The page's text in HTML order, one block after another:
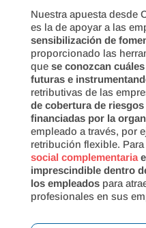
Nuestra apuesta desde
es la de apoyar a las
sensibilización de
proporcionado las
que se conozcan
futuras e
retributivas de las
de cobertura de
financiadas por la
empleado a través, por
retribución flexible.
social complementaria
imprescindible dentro
los empleadospara
profesionales en sus